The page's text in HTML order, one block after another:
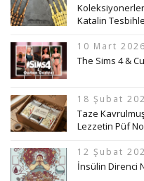
Katalin
10 Mart 2026
The Sims 4 &
18 Şubat
Taze
Lezzetin Püf
12 Şubat
İnsülin Direnci